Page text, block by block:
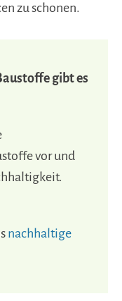
zu schonen.
gibt es
vor und
nachhaltige